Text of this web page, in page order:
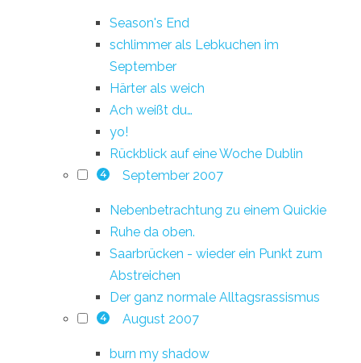
Season's End
schlimmer als Lebkuchen im
September
Härter als weich
Ach weißt du…
yo!
Rückblick auf eine Woche Dublin
4 September 2007
Nebenbetrachtung zu einem Quickie
Ruhe da oben.
Saarbrücken - wieder ein Punkt zum
Abstreichen
Der ganz normale Alltagsrassismus
4 August 2007
burn my shadow